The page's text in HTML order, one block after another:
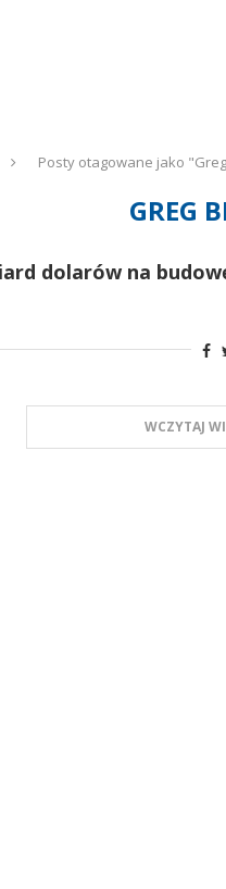
Posty otagowane jako
GREG
dolarów na
WCZYTAJ